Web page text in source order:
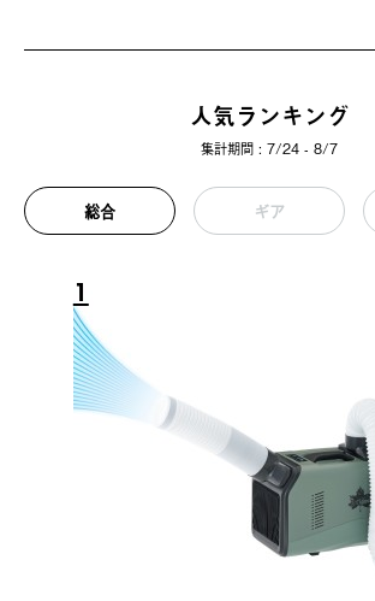
人気ランキング
集計期間 : 7/24 - 8/7
総合 ギア
1